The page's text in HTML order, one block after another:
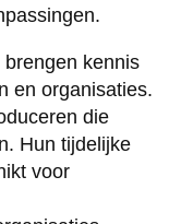
kennis
en organisaties.
die
Hun tijdelijke
voor